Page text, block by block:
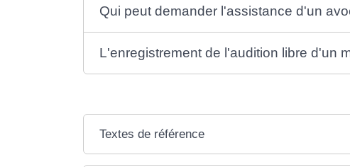
Qui peut demander l'assistance d'un
L'enregistrement de l'audition libre d'un
Textes de référence